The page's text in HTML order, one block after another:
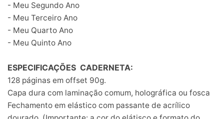
- Meu Segundo Ano
- Meu Terceiro Ano
- Meu Quarto Ano
- Meu Quinto Ano
ESPECIFICAÇÕES CADERNETA:
128 páginas em offset 90g.
Capa dura com laminação comum, holográfica ou fosca
Fechamento em elástico com passante de acrílico